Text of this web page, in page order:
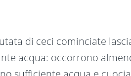
di ceci cominciate
acqua: occorrono